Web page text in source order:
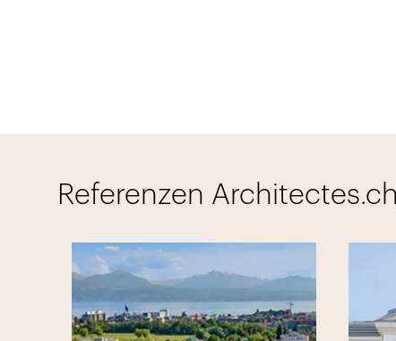
Referenzen Architectes.ch